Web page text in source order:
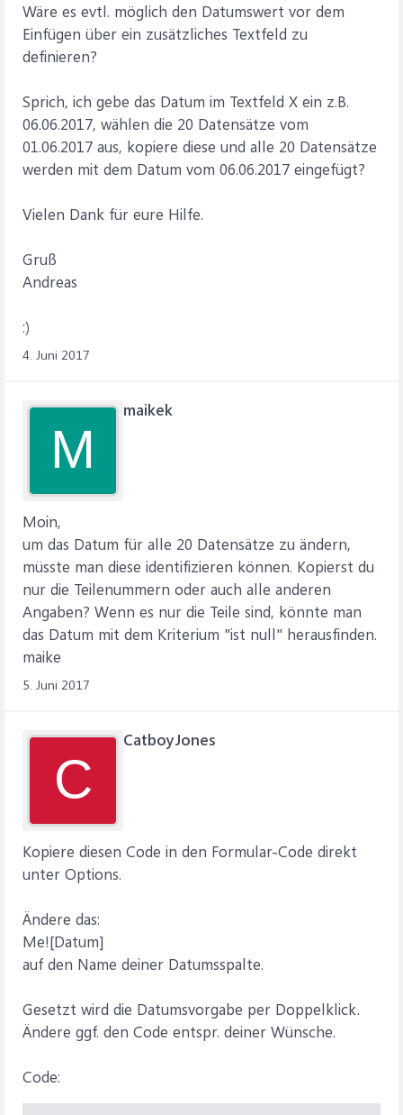
Wäre es evtl. möglich den Datumswert vor dem
Einfügen über ein zusätzliches Textfeld zu
definieren?
Sprich, ich gebe das Datum im Textfeld X ein z.B.
06.06.2017, wählen die 20 Datensätze vom
01.06.2017 aus, kopiere diese und alle 20 Datensätze
werden mit dem Datum vom 06.06.2017 eingefügt?
Vielen Dank für eure Hilfe.
Gruß
Andreas
:)
4. Juni 2017
M
maikek
Moin,
um das Datum für alle 20 Datensätze zu ändern,
müsste man diese identifizieren können. Kopierst du
nur die Teilenummern oder auch alle anderen
Angaben? Wenn es nur die Teile sind, könnte man
das Datum mit dem Kriterium "ist null" herausfinden.
maike
5. Juni 2017
C
CatboyJones
Kopiere diesen Code in den Formular-Code direkt
unter Options.
Ändere das:
Me![Datum]
auf den Name deiner Datumsspalte.
Gesetzt wird die Datumsvorgabe per Doppelklick.
Ändere ggf. den Code entspr. deiner Wünsche.
Code: